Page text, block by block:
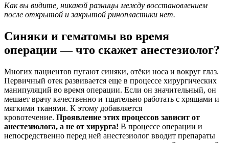
Как вы видите, никакой разницы между восстановлением
после открытой и закрытой ринопластики нет.
Синяки и гематомы во время
операции — что скажет анестезиолог?
Многих пациентов пугают синяки, отёки носа и вокруг глаз.
Первичный отек развивается еще в процессе хирургических
манипуляций во время операции. Если он значительный, он
мешает врачу качественно и тщательно работать с хрящами и
мягкими тканями. К этому добавляется
кровотечение. Проявление этих процессов зависит от
анестезиолога, а не от хирурга! В процессе операции и
непосредственно перед ней анестезиолог вводит препараты